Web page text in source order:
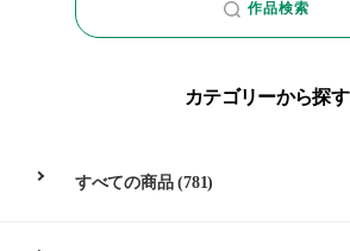
作品検索
カテゴリーから探す
すべての商品(781)